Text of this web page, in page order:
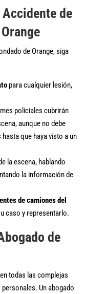
Accidente de
de Orange, siga
para cualquier lesión,
policiales cubrirán
aunque no debe
que haya visto a un
la escena, hablando
la información de
de camiones del
caso y representarlo.
de
todas las complejas
Un abogado